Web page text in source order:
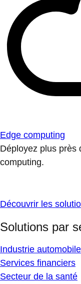
Edge computing
Déployez plus près
computing.
Découvrir les
Solutions par
Industrie automobile
Services financiers
Secteur de la santé